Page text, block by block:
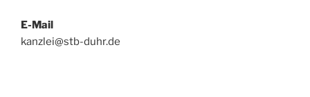
E-Mail
kanzlei@stb-duhr.de